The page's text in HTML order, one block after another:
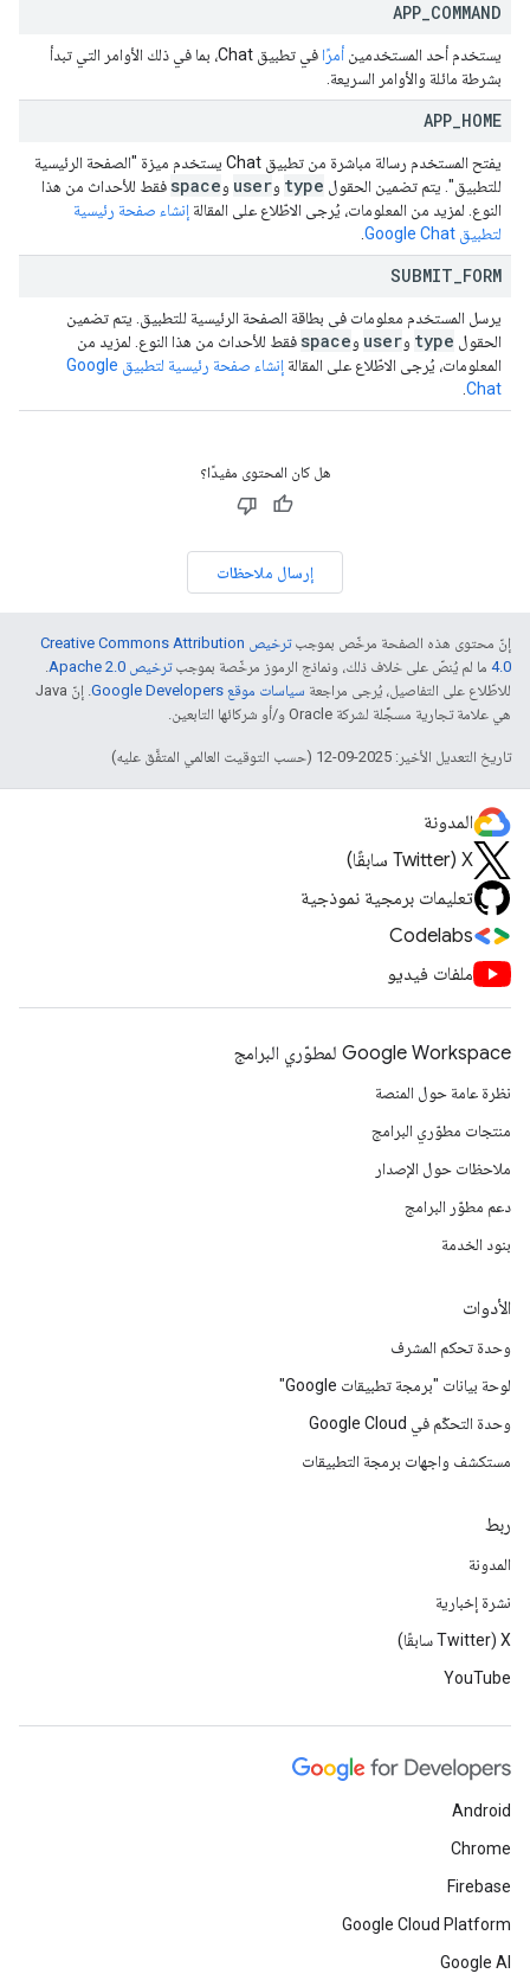
APP COMMAND
يستخدم أحد المستخدمين أمرًا
في تطبيق Chat، بما في ذلك الأوامر التي تبدأ
بشرطة مائلة والأوامر السريعة.
APP HOME
يفتح المستخدم رسالة مباشرة من تطبيق Chat يستخدم ميزة "الصفحة الرئيسية
للتطبيق". يتم تضمين الحقول type وuser وspace فقط للأحداث من هذا
النوع. لمزيد من المعلومات، يُرجى الاطّلاع على المقالة إنشاء صفحة رئيسية
لتطبيق Google Chat
SUBMIT FORM
يرسل المستخدم معلومات في بطاقة الصفحة الرئيسية للتطبيق. يتم تضمين
الحقول type وuser وspace فقط للأحداث من هذا النوع. لمزيد من
المعلومات، يُرجى الاطّلاع على المقالة
إنشاء صفحة رئيسية لتطبيق Google
Chat
هل كان المحتوى مفيدًا؟
إرسال ملاحظات
إنّ محتوى هذه الصفحة مرخّص بموجب
ترخيص Creative Commons Attribution
4.0‏ ما لم يُنصّ على خلاف ذلك، ونماذج الرموز مرخّصة بموجبترخيص Apache 2.0‏
.
للاطّلاع على التفاصيل، يُرجى مراجعة سياسات موقع Google Developers‏
. إنّ Java
هي علامة تجارية مسجَّلة لشركة Oracle و/أو شركائها التابعين.
تاريخ التعديل الأخير: 2025-09-12 (حسب التوقيت العالمي المتفَّق عليه)
المدونة
‫X ‏(Twitter سابقًا)
تعليمات برمجية نموذجية
Codelabs
ملفات فيديو
Google Workspace لمطوّري البرامج
نظرة عامة حول المنصة
منتجات مطوّري البرامج
ملاحظات حول الإصدار
دعم مطوّر البرامج
بنود الخدمة
الأدوات
وحدة تحكم المشرف
لوحة بيانات "برمجة تطبيقات Google"
وحدة التحكّم في Google Cloud
مستكشف واجهات برمجة التطبيقات
ربط
المدونة
نشرة إخبارية
‫X ‏(Twitter سابقًا)
YouTube
Android
Chrome
Firebase
Google Cloud Platform
Google AI